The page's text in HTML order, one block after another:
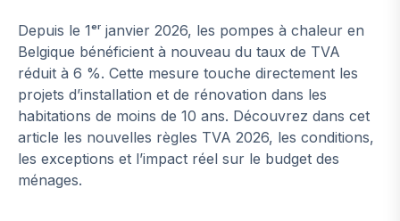
Depuis le 1ᵉʳ janvier 2026, les pompes à chaleur en
Belgique bénéficient à nouveau du taux de TVA
réduit à 6 %. Cette mesure touche directement les
projets d’installation et de rénovation dans les
habitations de moins de 10 ans. Découvrez dans cet
article les nouvelles règles TVA 2026, les conditions,
les exceptions et l’impact réel sur le budget des
ménages.